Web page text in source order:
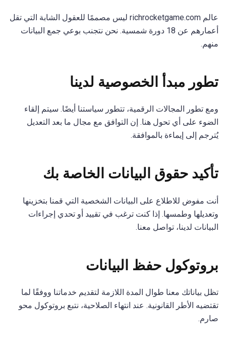
عالم richrocketgame.com ليس مصممًا للعقول الشابة التي تقل
أعمارهم عن 18 دورة شمسية. نحن نتجنب بوعي جمع البيانات
منهم.
تطور مبدأ الخصوصية لدينا
ومع تطور المجالات الرقمية، تتطور سياستنا أيضًا. سيتم إلقاء
الضوء على أي تحول هنا. إن التوافق مع مجال ما بعد التعديل
يُترجم إلى إيماءة بالموافقة.
تأكيد حقوق البيانات الخاصة بك
أنت مفوض للاطلاع على البيانات الشخصية التي قمنا بتخزينها
وتعديلها وطمسها. إذا كنت ترغب في تقييد أو تحدي إجراءات
البيانات لدينا، تواصل معنا.
بروتوكول حفظ البيانات
تظل بياناتك معنا طوال المدة اللازمة لتقديم خدماتنا ووفقًا لما
تقتضيه الأطر القانونية. عند انتهاء الصلاحية، نتبع بروتوكول محو
صارم.